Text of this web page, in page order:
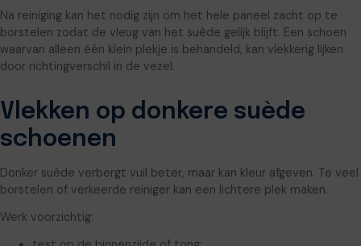
Na reiniging kan het nodig zijn om het hele paneel zacht op te
borstelen zodat de vleug van het suède gelijk blijft. Een schoen
waarvan alleen één klein plekje is behandeld, kan vlekkerig lijken
door richtingverschil in de vezel.
Vlekken op donkere suède
schoenen
Donker suède verbergt vuil beter, maar kan kleur afgeven. Te veel
borstelen of verkeerde reiniger kan een lichtere plek maken.
Werk voorzichtig: